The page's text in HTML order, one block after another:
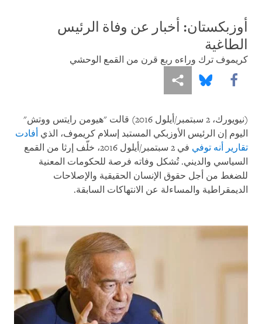
أوزبكستان: أخبار عن وفاة الرئيس
الطاغية
كريموف ترك وراءه ربع قرن من القمع الوحشي
Share this via Facebook
Share this via Bluesky
Share this via مشاركة
(نيويورك، 2 سبتمبر/أيلول 2016) قالت "هيومن رايتس ووتش"
اليوم إن الرئيس الأوزبكي المستبد إسلام كريموف، الذي أفادت
تقارير أنه توفي
في 2 سبتمبر/أيلول 2016، خلّف إرثا من القمع
السياسي والديني. تُشكل وفاته فرصة للحكومات المعنية
للضغط من أجل حقوق الإنسان الحقيقية والإصلاحات
الديمقراطية والمساءلة عن الانتهاكات السابقة.